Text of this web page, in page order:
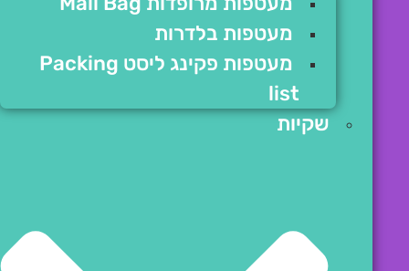
מעטפות בלדרות
מעטפות פקינג ליסט Packing
list
שקיות